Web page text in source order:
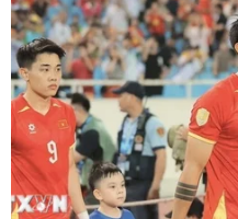
Âm nhạc cũng là một
trong“Tết nghĩa là hy
mặt của các ca sỹ Thu
Linh, Tùng Dương,
Trọng Tấn, Phương
Linh, Lân Nhã, Đông
Cung, OPlus, Tam ca